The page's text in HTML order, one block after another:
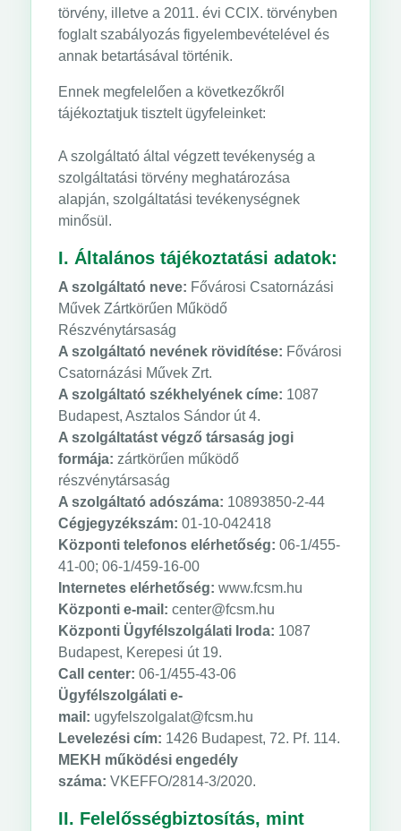
törvény, illetve a 2011. évi CCIX. törvényben
foglalt szabályozás figyelembevételével és
annak betartásával történik.
Ennek megfelelően a következőkről
tájékoztatjuk tisztelt ügyfeleinket:
A szolgáltató által végzett tevékenység a
szolgáltatási törvény meghatározása
alapján, szolgáltatási tevékenységnek
minősül.
I. Általános tájékoztatási adatok:
A szolgáltató neve: Fővárosi Csatornázási
Művek Zártkörűen Működő
Részvénytársaság
A szolgáltató nevének rövidítése: Fővárosi
Csatornázási Művek Zrt.
A szolgáltató székhelyének címe: 1087
Budapest, Asztalos Sándor út 4.
A szolgáltatást végző társaság jogi
formája: zártkörűen működő
részvénytársaság
A szolgáltató adószáma: 10893850-2-44
Cégjegyzékszám: 01-10-042418
Központi telefonos elérhetőség:06-1/455-
41-00; 06-1/459-16-00
Internetes elérhetőség: www.fcsm.hu
Központi e-mail: center@fcsm.hu
Központi Ügyfélszolgálati Iroda: 1087
Budapest, Kerepesi út 19.
Call center: 06-1/455-43-06
Ügyfélszolgálati e-
mail: ugyfelszolgalat@fcsm.hu
Levelezési cím: 1426 Budapest, 72. Pf. 114.
MEKH működési engedély
száma: VKEFFO/2814-3/2020.
II. Felelősségbiztosítás, mint